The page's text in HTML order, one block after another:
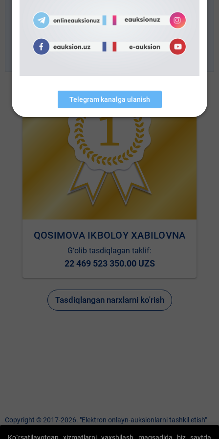
tartibi, auksion/tanlov g‘olibiga elektron pochta
orqali yuboriladi. Elektron onlayn-
auksion/tanlovda ishtirok etgan barcha
ishtirokchilardan minnatdormiz!
QOSIMOVA IKBOLOY XABILOVNA
G‘olib tasdiqlagan taklif:
22 469 523 350.00 UZS
Tasdiqlangan narxlarni ko'rish
Copyright © 2017-2026. "Elektron onlayn-auksionlarni tashkil etish"
Ko`rsatilayotgan xizmatlarni yaxshilash maqsadida biz saytda
Telegram kanalga ulanish